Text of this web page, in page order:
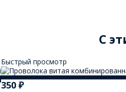
C
Быстрый просмотр
350 ₽